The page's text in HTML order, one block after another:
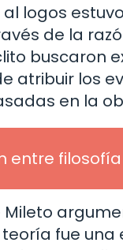
al logos
de la
buscaron
atribuir los
en la
entre
Mileto
fue